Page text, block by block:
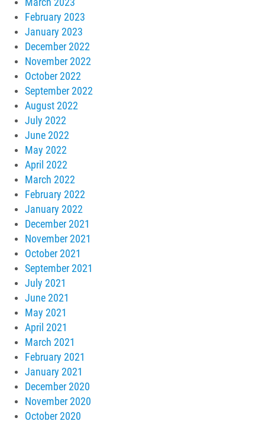
March 2023
February 2023
January 2023
December 2022
November 2022
October 2022
September 2022
August 2022
July 2022
June 2022
May 2022
April 2022
March 2022
February 2022
January 2022
December 2021
November 2021
October 2021
September 2021
July 2021
June 2021
May 2021
April 2021
March 2021
February 2021
January 2021
December 2020
November 2020
October 2020